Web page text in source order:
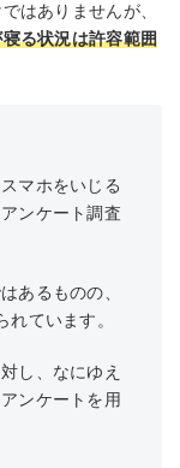
はありませんが、
る状況は許容範囲
マホをいじる
ンケート調査
あるものの、
れています。
し、なにゆえ
ンケートを用